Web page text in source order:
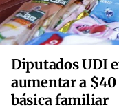
Diputados UDI
aumentar a
básica familiar